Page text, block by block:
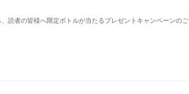
読者の皆様へ限定ボトルが当たるプレゼントキャンペーンのご